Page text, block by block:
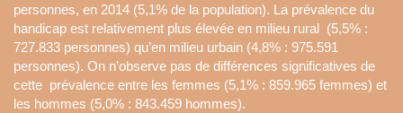
personnes, en 2014 (5,1% de la population). La prévalence du
handicap est relativement plus élevée en milieu rural (5,5% :
727.833 personnes) qu’en milieu urbain (4,8% : 975.591
personnes). On n’observe pas de différences significatives de
cette prévalence entre les femmes (5,1% : 859.965 femmes) et
les hommes (5,0% : 843.459 hommes).